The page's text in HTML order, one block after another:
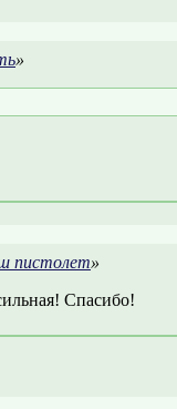
»
пистолет»
Спасибо!